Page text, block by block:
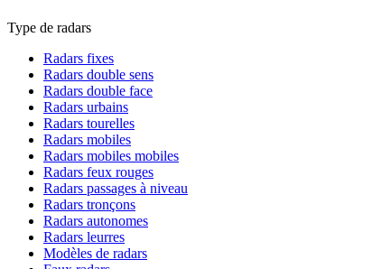
Type de radars
Radars fixes
Radars double sens
Radars double face
Radars urbains
Radars tourelles
Radars mobiles
Radars mobiles mobiles
Radars feux rouges
Radars passages à niveau
Radars tronçons
Radars autonomes
Radars leurres
Modèles de radars